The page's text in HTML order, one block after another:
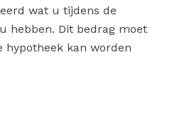
wat u tijdens de
hebben. Dit bedrag moet
hypotheek kan worden